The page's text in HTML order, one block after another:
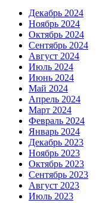
Декабрь 2024
Ноябрь 2024
Октябрь 2024
Сентябрь 2024
Август 2024
Июль 2024
Июнь 2024
Май 2024
Апрель 2024
Март 2024
Февраль 2024
Январь 2024
Декабрь 2023
Ноябрь 2023
Октябрь 2023
Сентябрь 2023
Август 2023
Июль 2023